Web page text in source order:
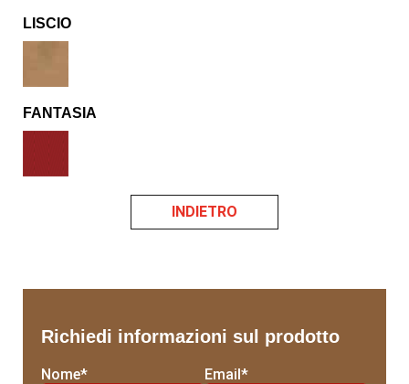
LISCIO
FANTASIA
INDIETRO
Richiedi informazioni sul prodotto
Nome* Email*